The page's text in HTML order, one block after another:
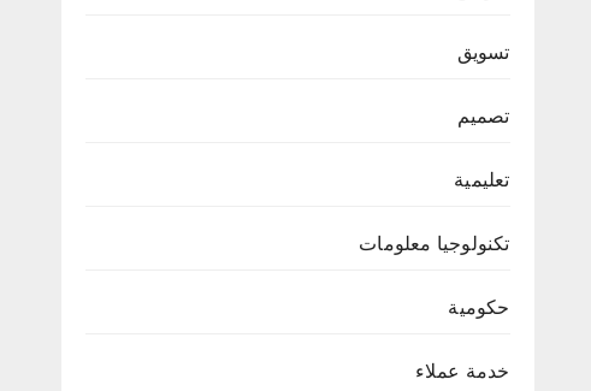
تسويق
تصميم
تعليمية
تكنولوجيا معلومات
حكومية
خدمة عملاء